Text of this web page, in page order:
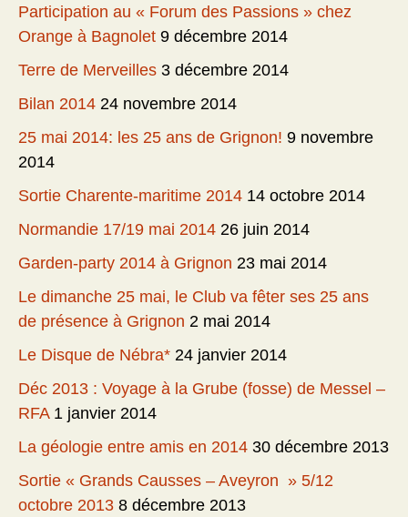
Participation au « Forum des Passions » chez
Orange à Bagnolet 9 décembre 2014
Terre de Merveilles 3 décembre 2014
Bilan 2014 24 novembre 2014
25 mai 2014: les 25 ans de Grignon! 9 novembre
2014
Sortie Charente-maritime 2014 14 octobre 2014
Normandie 17/19 mai 2014 26 juin 2014
Garden-party 2014 à Grignon 23 mai 2014
Le dimanche 25 mai, le Club va fêter ses 25 ans
de présence à Grignon 2 mai 2014
Le Disque de Nébra* 24 janvier 2014
Déc 2013 : Voyage à la Grube (fosse) de Messel –
RFA 1 janvier 2014
La géologie entre amis en 2014 30 décembre 2013
Sortie « Grands Causses – Aveyron » 5/12
octobre 2013 8 décembre 2013